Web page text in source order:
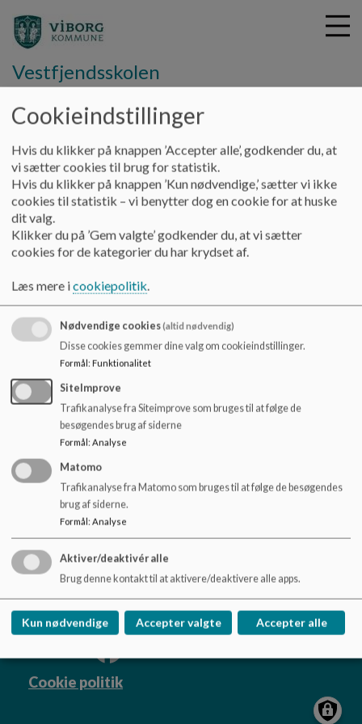
Vestfjendsskolen
Om skolen Profil og undervisning
Profil og undervisning
Velkomst folder
Dokumenter
Om Vestfjendsskolen
Værdiregelsæt
Vestfjendsskolen
Dåsbjergvej 17, 7800 Skive
skole.vestfjendsskolen@viborg.dk
87872685
EAN NR.
5798004601617
Tilgængelighedserklæring
Sitemap
Cookie politik
Cookieindstillinger
Hvis du klikker på knappen ’Accepter alle’, godkender du, at
vi sætter cookies til brug for statistik.
Hvis du klikker på knappen ’Kun nødvendige,’ sætter vi ikke
cookies til statistik – vi benytter dog en cookie for at huske
dit valg.
Klikker du på ’Gem valgte’ godkender du, at vi sætter
cookies for de kategorier du har krydset af.
Læs mere icookiepolitik.
Nødvendige cookies(altid nødvendig)
Disse cookies gemmer dine valg om cookieindstillinger.
Formål: Funktionalitet
SiteImprove
Trafikanalyse fra Siteimprove som bruges til at følge de
besøgendes brug af siderne
Formål: Analyse
Matomo
Trafikanalyse fra Matomo som bruges til at følge de besøgendes
brug af siderne.
Formål: Analyse
Aktiver/deaktivér alle
Brug denne kontakt til at aktivere/deaktivere alle apps.
Kun nødvendige Accepter valgte Accepter alle